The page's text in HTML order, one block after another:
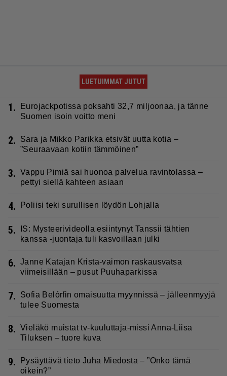
LUETUIMMAT JUTUT
1.
Eurojackpotissa poksahti 32,7 miljoonaa, ja tänne
Suomen isoin voitto meni
2.
Sara ja Mikko Parikka etsivät uutta kotia –
”Seuraavaan kotiin tämmöinen”
3. Vappu Pimiä sai huonoa palvelua ravintolassa –
pettyi siellä kahteen asiaan
4. Poliisi teki surullisen löydön Lohjalla
5.
IS: Mysteerivideolla esiintynyt Tanssii tähtien
kanssa -juontaja tuli kasvoillaan julki
6. Janne Katajan Krista-vaimon raskausvatsa
viimeisillään – pusut Puuhaparkissa
7.
Sofia Belórfin omaisuutta myynnissä – jälleenmyyjä
tulee Suomesta
8. Vieläkö muistat tv-kuuluttaja-missi Anna-Liisa
Tiluksen – tuore kuva
9.
Pysäyttävä tieto Juha Miedosta – ”Onko tämä
oikein?”